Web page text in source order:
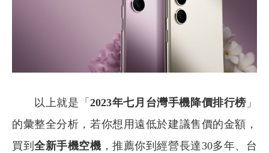
以上就是「2023年七月台灣手機降價排行榜 」
的彙整全分析，若你想用遠低於建議售價的金額，
買到全新手機空機 ，推薦你到經營長達30多年、台